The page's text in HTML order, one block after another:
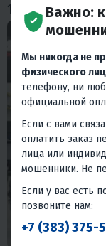
1100SW PRO -
Важно:
Мы никогда не
физического
телефону, ни
официальной
Если с вами
оплатить заказ
лица или
мошенники. Не
Если у вас есть
позвоните нам:
+7 (383) 375-